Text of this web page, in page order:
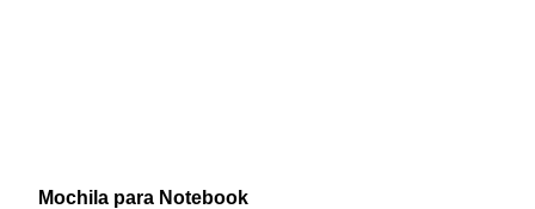
Mochila para Notebook